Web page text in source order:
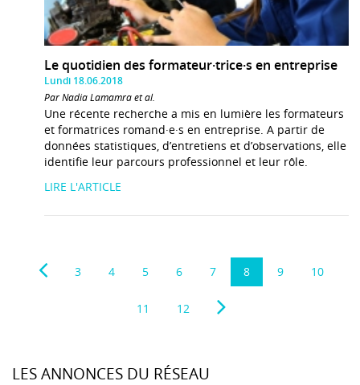
Le quotidien des formateur·trice·s en entreprise
Lundi 18.06.2018
Par Nadia Lamamra et al.
Une récente recherche a mis en lumière les formateurs
et formatrices romand·e·s en entreprise. A partir de
données statistiques, d’entretiens et d’observations, elle
identifie leur parcours professionnel et leur rôle.
LIRE L'ARTICLE
3 4 5 6 7 8 9 10
11 12
LES ANNONCES DU RÉSEAU